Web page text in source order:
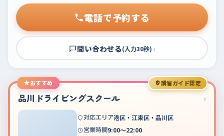
電話で予約する
問い合わせる(入力30秒) ›
おすすめ 講習ガイド認定
品川ドライビングスクール ›
対応エリア港区・江東区・品川区
営業時間9:00～22:00